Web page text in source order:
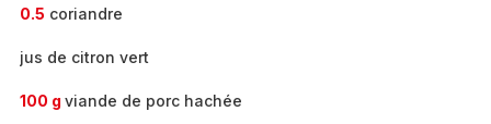
0.5 coriandre
jus de citron vert
100 g viande de porc hachée